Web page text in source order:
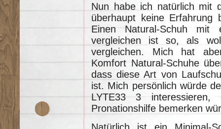
Nun habe ich natürlich mit
überhaupt keine Erfahrung
Einen Natural-Schuh mit
vergleichen ist so, als
vergleichen. Mich hat
Komfort Natural-Schuhe
dass diese Art von
ist. Mich persönlich würde
LYTE33 3
Pronationshilfe bemerken